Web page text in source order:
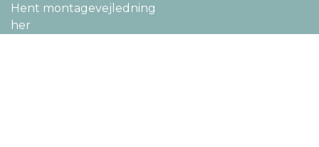
Hent montage­vejledning
her